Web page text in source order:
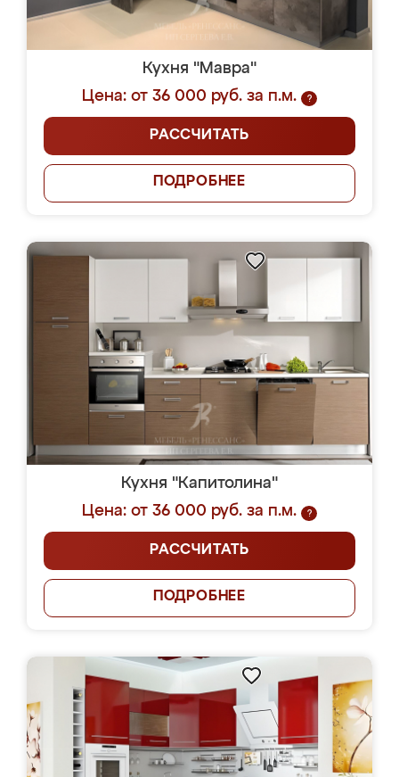
Кухня "Мавра"
Цена: от 36 000 руб. за п.м.
?
РАССЧИТАТЬ
ПОДРОБНЕЕ
Кухня "Капитолина"
Цена: от 36 000 руб. за п.м.
?
РАССЧИТАТЬ
ПОДРОБНЕЕ